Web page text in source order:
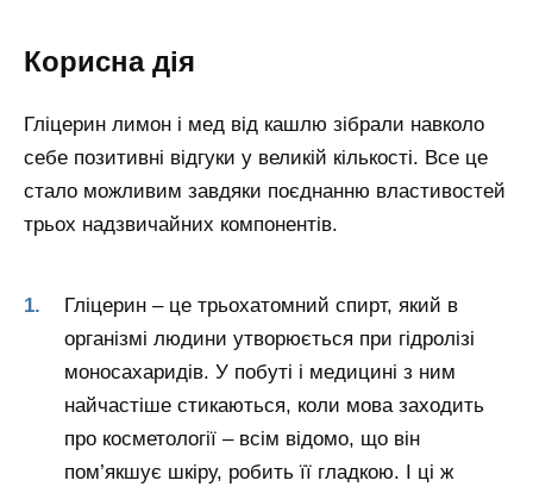
Корисна дія
Гліцерин лимон і мед від кашлю зібрали навколо
себе позитивні відгуки у великій кількості. Все це
стало можливим завдяки поєднанню властивостей
трьох надзвичайних компонентів.
Гліцерин – це трьохатомний спирт, який в
організмі людини утворюється при гідролізі
моносахаридів. У побуті і медицині з ним
найчастіше стикаються, коли мова заходить
про косметології – всім відомо, що він
пом’якшує шкіру, робить її гладкою. І ці ж